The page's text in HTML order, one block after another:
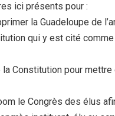
ici présents pour :
la Guadeloupe de
qui y est cité
Constitution pour mettre
le Congrès des élus